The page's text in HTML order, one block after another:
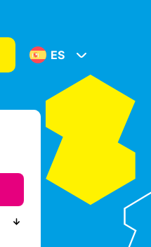
ES